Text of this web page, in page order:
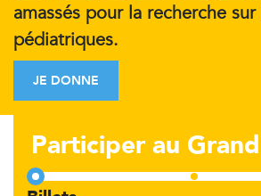
amassés pour la recherche
pédiatriques.
JE DONNE
Participer au